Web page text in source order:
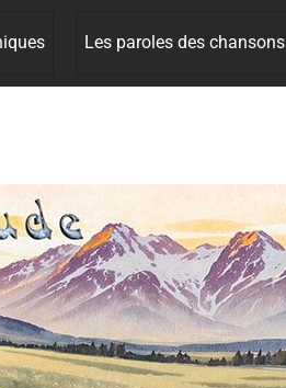
Les paroles des chansons